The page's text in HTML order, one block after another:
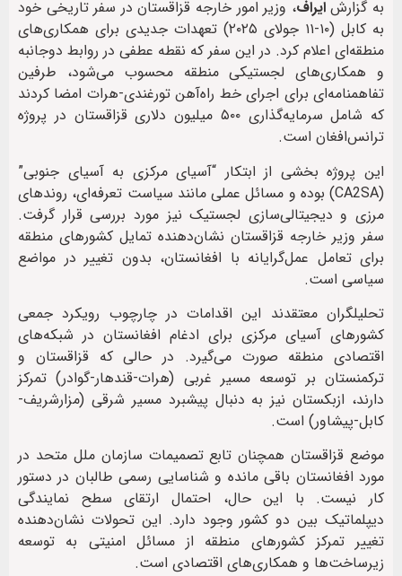
به گزارشایراف، وزیر امور خارجه قزاقستان در سفر تاریخی خود
به کابل (۱۰-۱۱ جولای ۲۰۲۵) تعهدات جدیدی برای همکاری‌های
منطقه‌ای اعلام کرد. در این سفر که نقطه عطفی در روابط دوجانبه
و همکاری‌های لجستیکی منطقه محسوب می‌شود، طرفین
تفاهمنامه‌ای برای اجرای خط راه‌آهن تورغندی-هرات امضا کردند
که شامل سرمایه‌گذاری ۵۰۰ میلیون دلاری قزاقستان در پروژه
ترانس‌افغان است.
این پروژه بخشی از ابتکار “آسیای مرکزی به آسیای جنوبی”
(CA2SA) بوده و مسائل عملی مانند سیاست تعرفه‌ای، روندهای
مرزی و دیجیتالی‌سازی لجستیک نیز مورد بررسی قرار گرفت.
سفر وزیر خارجه قزاقستان نشان‌دهنده تمایل کشورهای منطقه
برای تعامل عمل‌گرایانه با افغانستان، بدون تغییر در مواضع
سیاسی است.
تحلیلگران معتقدند این اقدامات در چارچوب رویکرد جمعی
کشورهای آسیای مرکزی برای ادغام افغانستان در شبکه‌های
اقتصادی منطقه صورت می‌گیرد. در حالی که قزاقستان و
ترکمنستان بر توسعه مسیر غربی (هرات-قندهار-گوادر) تمرکز
دارند، ازبکستان نیز به دنبال پیشبرد مسیر شرقی (مزارشریف-
کابل-پیشاور) است.
موضع قزاقستان همچنان تابع تصمیمات سازمان ملل متحد در
مورد افغانستان باقی مانده و شناسایی رسمی طالبان در دستور
کار نیست. با این حال، احتمال ارتقای سطح نمایندگی
دیپلماتیک بین دو کشور وجود دارد. این تحولات نشان‌دهنده
تغییر تمرکز کشورهای منطقه از مسائل امنیتی به توسعه
زیرساخت‌ها و همکاری‌های اقتصادی است.